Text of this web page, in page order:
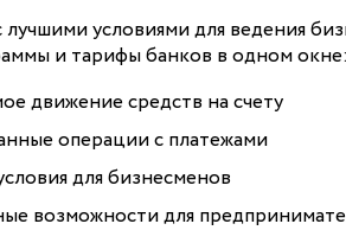
условиями для ведения
и тарифы банков в одном окне:
движение средств на счету
операции с платежами
для бизнесменов
возможности для